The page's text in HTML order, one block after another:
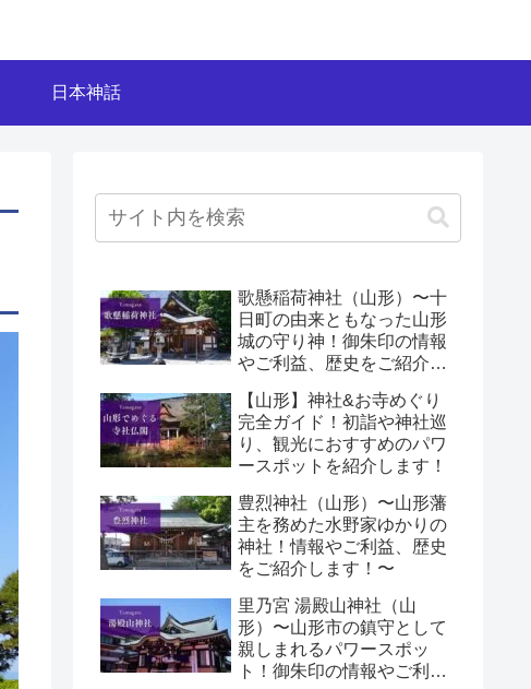
日本神話
歌懸稲荷神社（山形）〜十
日町の由来ともなった山形
城の守り神！御朱印の情報
やご利益、歴史をご紹介し
【山形】神社&お寺めぐり
完全ガイド！初詣や神社巡
り、観光におすすめのパワ
ースポットを紹介します！
豊烈神社（山形）〜山形藩
主を務めた水野家ゆかりの
神社！情報やご利益、歴史
をご紹介します！〜
里乃宮 湯殿山神社（山
形）〜山形市の鎮守として
親しまれるパワースポッ
ト！御朱印の情報やご利